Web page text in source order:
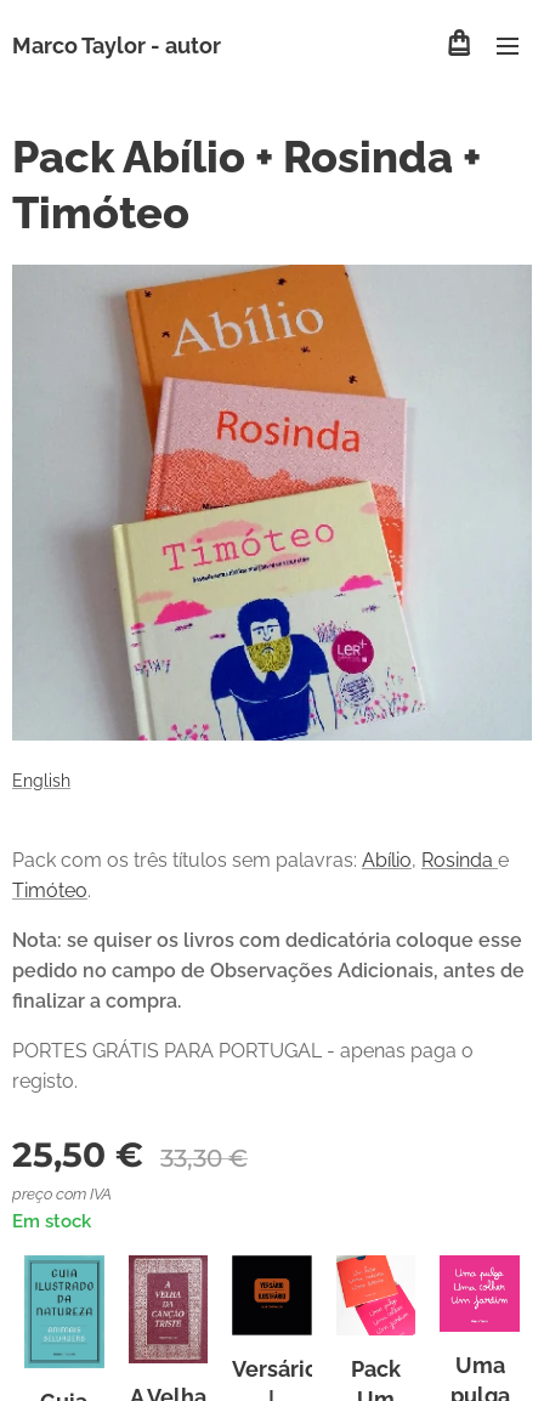
Marco Taylor - autor
Pack Abílio + Rosinda +
Timóteo
English
Pack com os três títulos sem palavras: Abílio, Rosinda e
Timóteo.
Nota: se quiser os livros com dedicatória coloque esse
pedido no campo de Observações Adicionais, antes de
finalizar a compra.
PORTES GRÁTIS PARA PORTUGAL - apenas paga o
registo.
25,50 € 33,30€
preço com IVA
Em stock
Versário
Pack
Uma
pulga